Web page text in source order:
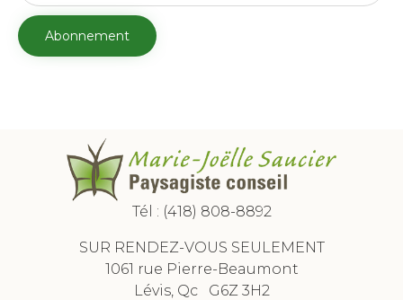
Tél : (418) 808-8892
SUR RENDEZ-VOUS SEULEMENT
1061 rue Pierre-Beaumont
Lévis, Qc G6Z 3H2